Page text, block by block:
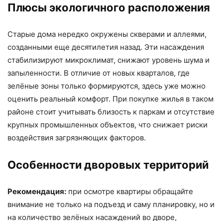
Плюсы экологичного расположения
Старые дома нередко окружены скверами и аллеями,
созданными еще десятилетия назад. Эти насаждения
стабилизируют микроклимат, снижают уровень шума и
запыленности. В отличие от новых кварталов, где
зелёные зоны только формируются, здесь уже можно
оценить реальный комфорт. При покупке жилья в таком
районе стоит учитывать близость к паркам и отсутствие
крупных промышленных объектов, что снижает риски
воздействия загрязняющих факторов.
Особенности дворовых территорий
Рекомендация: при осмотре квартиры обращайте
внимание не только на подъезд и саму планировку, но и
на количество зелёных насаждений во дворе,